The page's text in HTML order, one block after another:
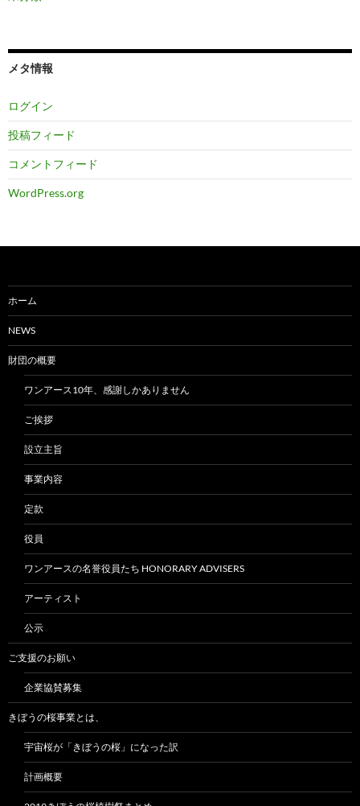
メタ情報
ログイン
投稿フィード
コメントフィード
WordPress.org
ホーム
NEWS
財団の概要
ワンアース10年、感謝しかありません
ご挨拶
設立主旨
事業内容
定款
役員
ワンアースの名誉役員たち HONORARY ADVISERS
アーティスト
公示
ご支援のお願い
企業協賛募集
きぼうの桜事業とは、
宇宙桜が「きぼうの桜」になった訳
計画概要